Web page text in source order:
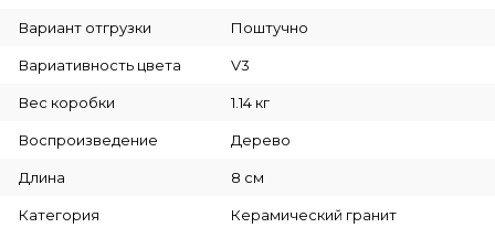
Вариант отгрузки Поштучно
Вариативность цвета V3
Вес коробки 1.14 кг
Воспроизведение Дерево
Длина 8 см
Категория Керамический гранит